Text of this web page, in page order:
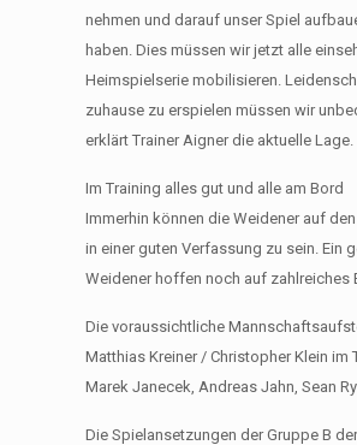
nehmen und darauf unser Spiel
haben. Dies müssen wir jetzt alle
Heimspielserie mobilisieren.
zuhause zu erspielen müssen wir
erklärt Trainer Aigner die aktuelle Lage.
Im Training alles gut und alle am Bord
Immerhin können die Weidener auf
in einer guten Verfassung zu sein. Ein
Weidener hoffen noch auf zahlreiches
Die voraussichtliche
Matthias Kreiner / Christopher Klein im
Marek Janecek, Andreas Jahn, Sean
Die Spielansetzungen der Gruppe B